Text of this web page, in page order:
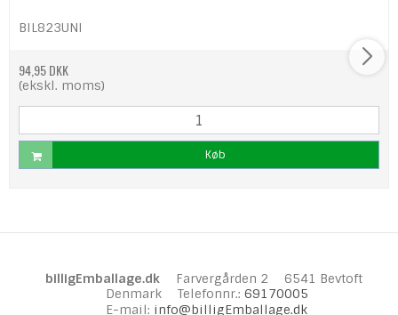
BIL823UNI
94,95 DKK
(ekskl. moms)
Køb
billigEmballage.dk Farvergården 2
6541 Bevtoft
Denmark
Telefonnr.: 69170005
E-mail: info@billigEmballage.dk